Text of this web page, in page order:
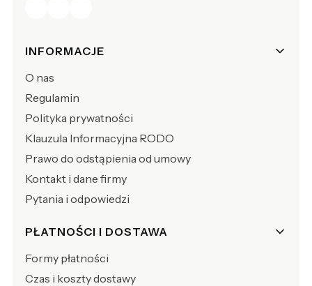
Linki w stopce
INFORMACJE
O nas
Regulamin
Polityka prywatności
Klauzula Informacyjna RODO
Prawo do odstąpienia od umowy
Kontakt i dane firmy
Pytania i odpowiedzi
PŁATNOŚCI I DOSTAWA
Formy płatności
Czas i koszty dostawy